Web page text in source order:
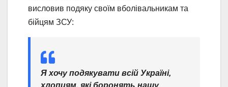
висловив подяку своїм вболівальникам та
бійцям ЗСУ:
Я хочу подякувати всій Україні,